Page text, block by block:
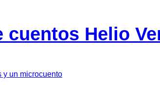
cuentos Helio